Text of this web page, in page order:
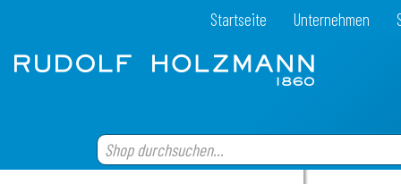
Startseite Unternehmen